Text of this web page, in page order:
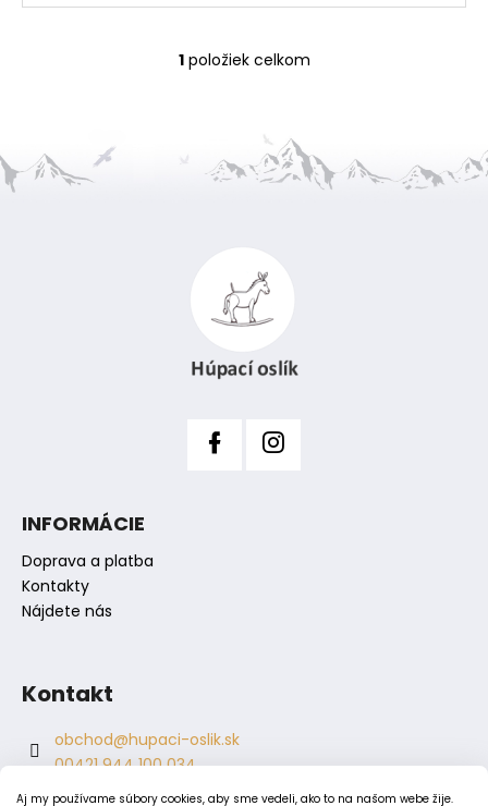
Aj my používame súbory cookies, aby sme vedeli, ako to na našom webe žije.
O
d
p
r
v
k
y
1položiek celkom
INFORMÁCIE
Doprava a platba
Kontakty
Nájdete nás
Kontakt
obchod@hupaci-oslik.sk
00421 944 100 034
00421 944 904 704